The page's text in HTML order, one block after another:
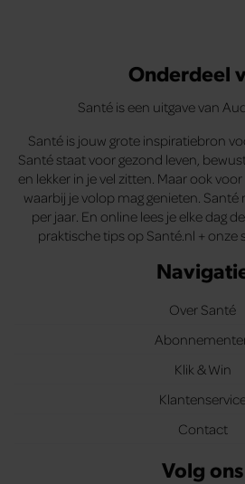
Onderdeel
Santé is een uitgave van
Santé is jouw grote inspiratiebron
Santé staat voor gezond leven,
en lekker in je vel zitten. Maar ook
waarbij je volop mag genieten. Santé
per jaar. En online lees je elke dag
praktische tips op Santé.nl + onze
Over Santé
Klik & Win
Contact
Volg ons